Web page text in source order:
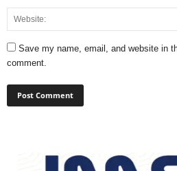
Save my name, email, and website in
comment.